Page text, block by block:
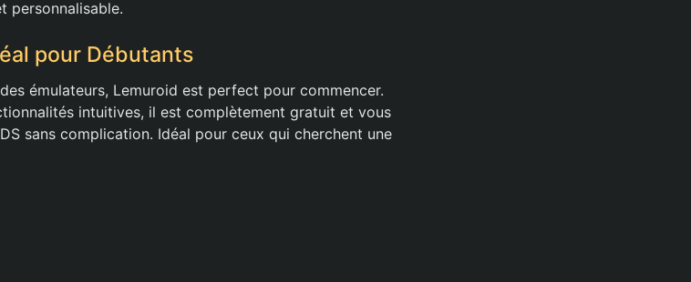
personnalisable.
pour Débutants
émulateurs, Lemuroid est perfect pour commencer.
intuitives, il est complètement gratuit et vous
sans complication. Idéal pour ceux qui cherchent une